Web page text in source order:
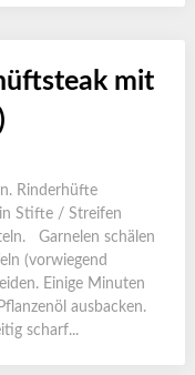
mit
Rinderhüfte
Stifte / Streifen
Garnelen schälen
(vorwiegend
Einige Minuten
ausbacken.
scharf...